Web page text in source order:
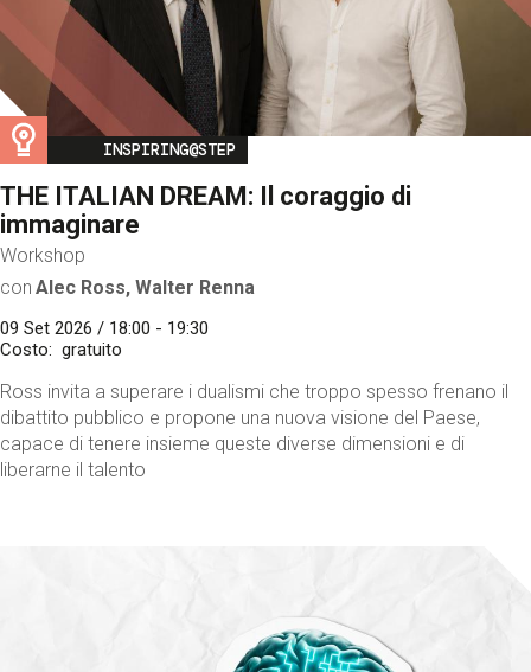
Image
INSPIRING@STEP
THE ITALIAN DREAM: Il coraggio di
immaginare
Workshop
con Alec Ross, Walter Renna
09 Set 2026 / 18:00 - 19:30
Costo
gratuito
Ross invita a superare i dualismi che troppo spesso frenano il
dibattito pubblico e propone una nuova visione del Paese,
capace di tenere insieme queste diverse dimensioni e di
liberarne il talento